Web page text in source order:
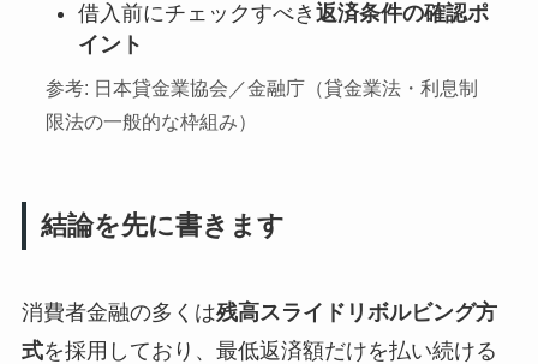
借入前にチェックすべき 返済条件の確認ポ
イント
参考: 日本貸金業協会／金融庁（貸金業法・利息制
限法の一般的な枠組み）
結論を先に書きます
消費者金融の多くは残高スライドリボルビング方
式を採用しており、最低返済額だけを払い続ける